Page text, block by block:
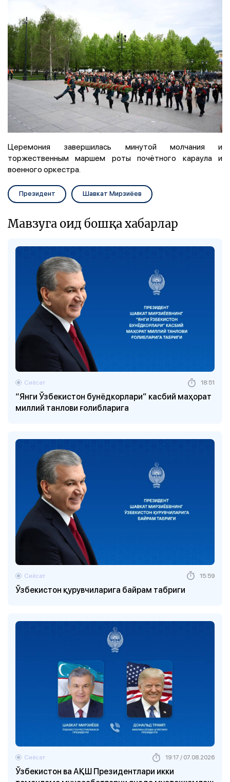
Церемония завершилась минутой молчания и
торжественным маршем роты почётного караула и
военного оркестра.
Президент Шавкат Мирзиёев
Мавзуга оид бошқа хабарлар
“Янги Ўзбекистон бунёдкорлари” касбий маҳорат
миллий танлови ғолибларига
Сиёсат 18:51
Ўзбекистон қурувчиларига байрам табриги
Сиёсат 15:59
Ўзбекистон ва АҚШ Президентлари икки
Сиёсат 19:17 / 07.08.2026